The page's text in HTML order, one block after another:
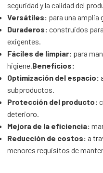
seguridad y la calidad del
Versátiles: para una amplia
Duraderos: construidos
exigentes.
Fáciles de limpiar: para
higiene.Beneficios:
Optimización del espacio:
subproductos.
Protección del producto:
deterioro.
Mejora de la eficiencia:
Reducción de costos: a
menores requisitos de